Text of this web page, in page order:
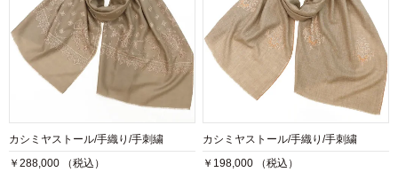
カシミヤストール/手織り/手刺繍
￥288,000 （税込）
カシミヤストール/手織り/手刺繍
￥198,000 （税込）